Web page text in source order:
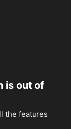
is out of
the features